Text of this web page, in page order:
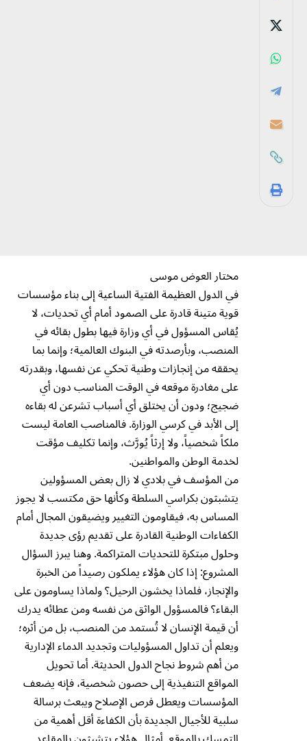
مختار العوض موسى
في الدول العظيمة الفتية الساعية إلى بناء مؤسسات
قوية متينة قادرة على الصمود أمام أي تحديات، لا
يُقاس المسؤول في أي وزارة فيها بطول بقائه في
المنصب، وبأرصدته في البنوك العالمية؛ وإنما بما
يحققه من إنجازات وطنية تحكي عن نفسها، وبقدرته
على مغادرة موقعه في الوقت المناسب دون أي
ضجيج؛ ودون أن يختلق أي أسباب تشرعن له بقاءه
إلى الأبد في كرسي الوزارة. فالمناصب العامة ليست
ملكاً شخصياً، ولا إرثاً يُورَّث، وإنما تكليف مؤقت
لخدمة الوطن والمواطنين.‏
من المؤسف في بلادي لا زال بعض المسؤولين
يتشبثون بكراسي السلطة وكأنها حق مكتسب لا يجوز
المساس به، فيقاومون التغيير ويضيقون المجال أمام
الكفاءات الوطنية القادرة على تقديم رؤى جديدة
وحلول مبتكرة للتحديات المتراكمة. وهنا يبرز السؤال
المشروع: إذا كان هؤلاء يملكون رصيداً من الخبرة
والإنجاز، فلماذا يخشون الرحيل؟ ولماذا يساومون على
البقاء؟ فالمسؤول الواثق من نفسه ومن عطائه يدرك
أن قيمة الإنسان لا تُستمد من المنصب، بل من أثره؛
ويعلم أن تداول المسؤوليات وتجديد الدماء الإدارية
من أهم شروط نجاح الدول الحديثة. أما تحويل
المواقع التنفيذية إلى حصون شخصية، فإنه يضعف
المؤسسات ويعطل فرص الإصلاح ويبعث برسالة
سلبية للأجيال الجديدة بأن الكفاءة أقل أهمية من